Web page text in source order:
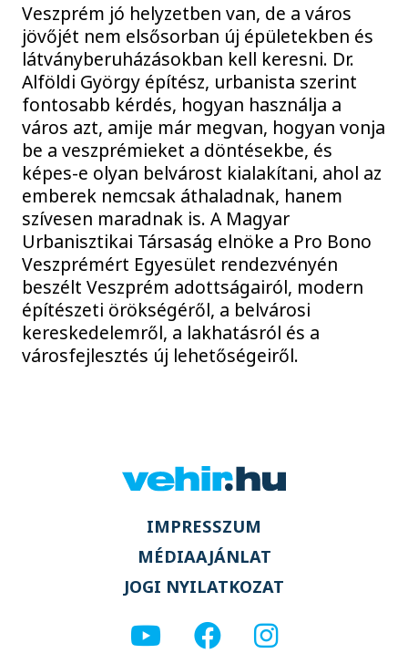
Veszprém jó helyzetben van, de a város
jövőjét nem elsősorban új épületekben és
látványberuházásokban kell keresni. Dr.
Alföldi György építész, urbanista szerint
fontosabb kérdés, hogyan használja a
város azt, amije már megvan, hogyan vonja
be a veszprémieket a döntésekbe, és
képes-e olyan belvárost kialakítani, ahol az
emberek nemcsak áthaladnak, hanem
szívesen maradnak is. A Magyar
Urbanisztikai Társaság elnöke a Pro Bono
Veszprémért Egyesület rendezvényén
beszélt Veszprém adottságairól, modern
építészeti örökségéről, a belvárosi
kereskedelemről, a lakhatásról és a
városfejlesztés új lehetőségeiről.
IMPRESSZUM
MÉDIAAJÁNLAT
JOGI NYILATKOZAT